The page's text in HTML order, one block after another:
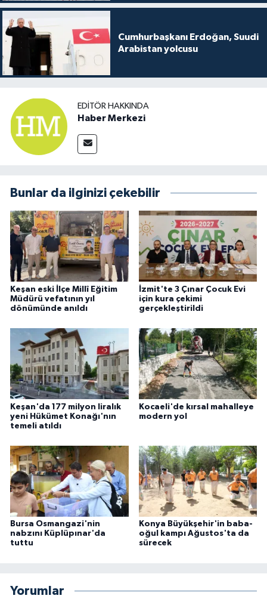
Cumhurbaşkanı Erdoğan, Suudi
Arabistan yolcusu
EDITÖR HAKKINDA
Haber Merkezi
Bunlar da ilginizi çekebilir
Keşan eski İlçe Millî Eğitim
Müdürü vefatının yıl
dönümünde anıldı
İzmit'te 3 Çınar Çocuk Evi
için kura çekimi
gerçekleştirildi
Keşan'da 177 milyon liralık
yeni Hükümet Konağı'nın
temeli atıldı
Kocaeli'de kırsal mahalleye
modern yol
Bursa Osmangazi'nin
nabzını Küplüpınar'da
tuttu
Konya Büyükşehir'in baba-
oğul kampı Ağustos'ta da
sürecek
Yorumlar